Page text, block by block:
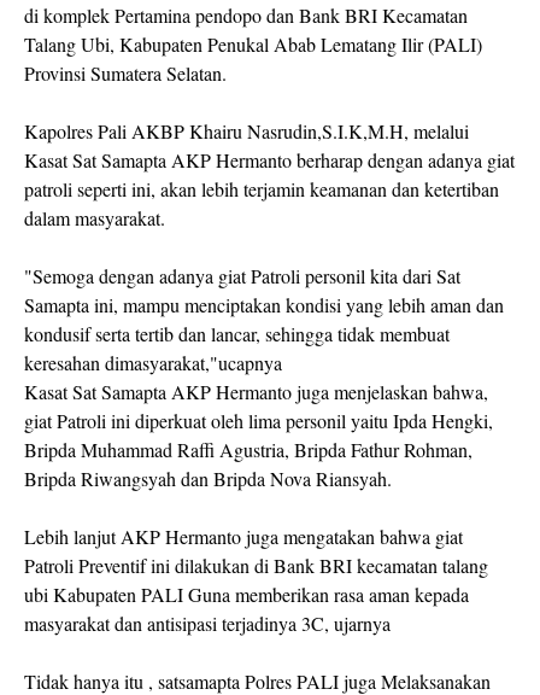
di komplek Pertamina pendopo dan Bank BRI Kecamatan
Talang Ubi, Kabupaten Penukal Abab Lematang Ilir (PALI)
Provinsi Sumatera Selatan.
Kapolres Pali AKBP Khairu Nasrudin,S.I.K,M.H, melalui
Kasat Sat Samapta AKP Hermanto berharap dengan adanya giat
patroli seperti ini, akan lebih terjamin keamanan dan ketertiban
dalam masyarakat.
"Semoga dengan adanya giat Patroli personil kita dari Sat
Samapta ini, mampu menciptakan kondisi yang lebih aman dan
kondusif serta tertib dan lancar, sehingga tidak membuat
keresahan dimasyarakat,"ucapnya
Kasat Sat Samapta AKP Hermanto juga menjelaskan bahwa,
giat Patroli ini diperkuat oleh lima personil yaitu Ipda Hengki,
Bripda Muhammad Raffi Agustria, Bripda Fathur Rohman,
Bripda Riwangsyah dan Bripda Nova Riansyah.
Lebih lanjut AKP Hermanto juga mengatakan bahwa giat
Patroli Preventif ini dilakukan di Bank BRI kecamatan talang
ubi Kabupaten PALI Guna memberikan rasa aman kepada
masyarakat dan antisipasi terjadinya 3C, ujarnya
Tidak hanya itu , satsamapta Polres PALI juga Melaksanakan